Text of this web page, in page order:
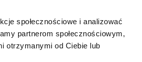
społecznościowe i analizować
partnerom społecznościowym,
otrzymanymi od Ciebie lub